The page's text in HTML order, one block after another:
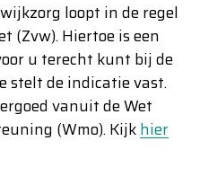
loopt in de regel
(Zvw). Hiertoe is een
u terecht kunt bij de
stelt de indicatie vast.
vanuit de Wet
(Wmo). Kijkhier